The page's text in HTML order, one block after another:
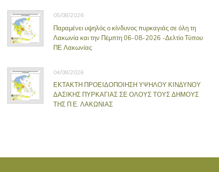
05/08/2026
Παραμένει υψηλός ο κίνδυνος πυρκαγιάς σε όλη τη
Λακωνία και την Πέμπτη 06-08-2026 -Δελτίο Τύπου
ΠΕ Λακωνίας
04/08/2026
ΕΚΤΑΚΤΗ ΠΡΟΕΙΔΟΠΟΙΗΣΗ ΥΨΗΛΟΥ ΚΙΝΔΥΝΟΥ
ΔΑΣΙΚΗΣ ΠΥΡΚΑΓΙΑΣ ΣΕ ΟΛΟΥΣ ΤΟΥΣ ΔΗΜΟΥΣ
ΤΗΣ Π.Ε. ΛΑΚΩΝΙΑΣ